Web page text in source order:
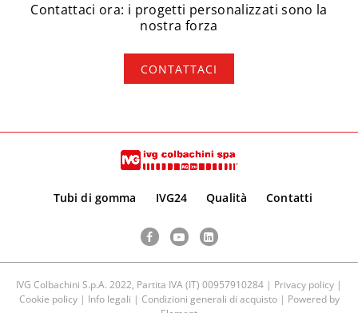
Contattaci ora: i progetti personalizzati sono la
nostra forza
CONTATTACI
Tubi di gomma IVG24 Qualità Contatti
FacebookYouTubeLinkedIn
IVG Colbachini S.p.A. 2022, Partita IVA (IT) 00957910284 | Privacy policy |
Cookie policy| Info legali | Condizioni generali di acquisto| Powered by